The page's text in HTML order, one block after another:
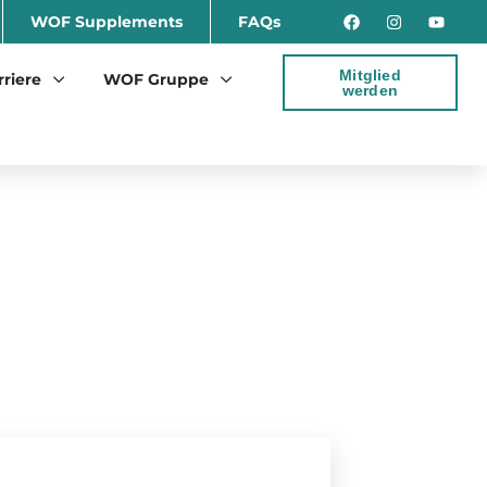
WOF Supplements FAQs
WOF Gruppe
Mitglied
werden